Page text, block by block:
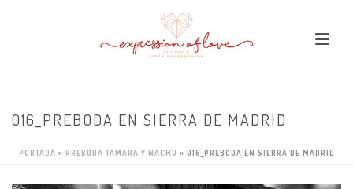
016_PREBODA EN SIERRA DE MADRID
PORTADA » PREBODA TAMARA Y NACHO » 016_PREBODA EN SIERRA DE MADRID